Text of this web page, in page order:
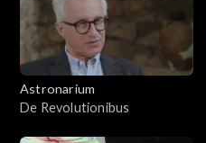
Astronarium
De Revolutionibus